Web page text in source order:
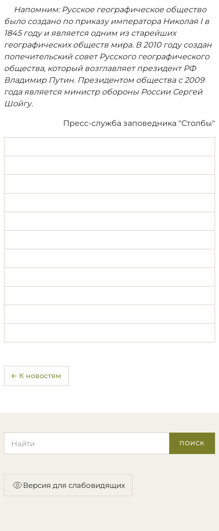
Напомним: Русское географическое общество
было создано по приказу императора Николая I в
1845 году и является одним из старейших
географических обществ мира. В 2010 году создан
попечительский совет Русского географического
общества, который возглавляет президент РФ
Владимир Путин. Президентом общества с 2009
года является министр обороны России Сергей
Шойгу.
Пресс-служба заповедника "Столбы"
← К новостям
ПОИСК
Версия для слабовидящих